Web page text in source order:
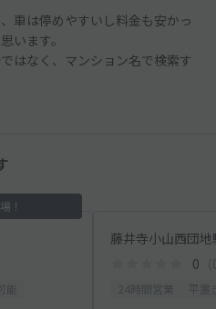
車は停めやすいし料金も安かっ
います。
はなく、マンション名で検索す
！
藤井寺小山西団
0